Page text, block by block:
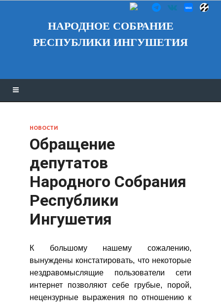
НАРОДНОЕ СОБРАНИЕ
РЕСПУБЛИКИ ИНГУШЕТИЯ
НОВОСТИ
Обращение
депутатов
Народного Собрания
Республики
Ингушетия
К большому нашему сожалению,
вынуждены констатировать, что некоторые
нездравомыслящие пользователи сети
интернет позволяют себе грубые, порой,
нецензурные выражения по отношению к